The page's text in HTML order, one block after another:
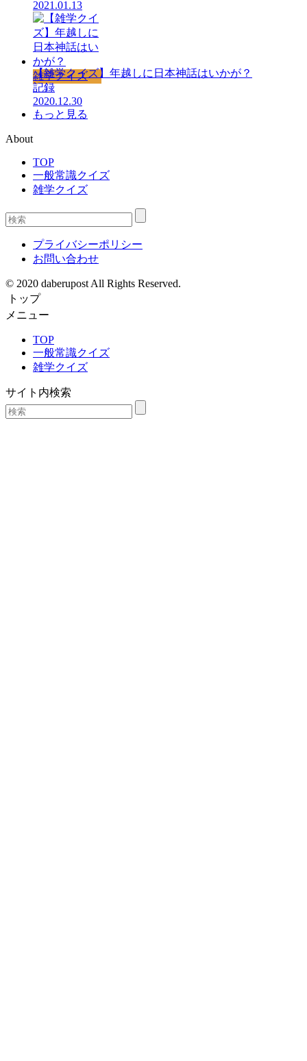
2021.01.13
雑学クイズ
【雑学クイズ】年越しに日本神話はいかが？
記録
2020.12.30
もっと見る
About
TOP
一般常識クイズ
雑学クイズ
プライバシーポリシー
お問い合わせ
© 2020 daberupost All Rights Reserved.
トップ
メニュー
TOP
一般常識クイズ
雑学クイズ
サイト内検索